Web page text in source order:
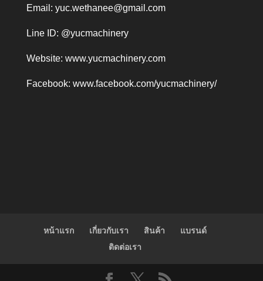
Email: yuc.wethanee@gmail.com
Line ID: @yucmachinery
Website: www.yucmachinery.com
Facebook: www.facebook.com/yucmachinery/
หน้าแรก เกี่ยวกับเรา สินค้า
แบรนด์
ติดต่อเรา